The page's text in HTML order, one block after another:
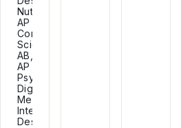
Nutrition,
AP
Computer
Science
AB,
AP
Psychology,
Digital
Media,
Interior
Design.